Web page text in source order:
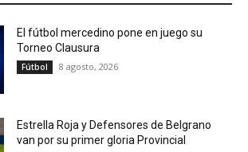
El fútbol mercedino pone en juego su
Torneo Clausura
Fútbol 8 agosto, 2026
Estrella Roja y Defensores de Belgrano
van por su primer gloria Provincial